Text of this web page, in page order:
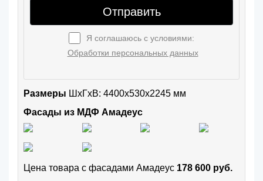
Отправить
Я соглашаюсь с условиями:
Обработки персональных данных
Размеры ШxГхВ: 4400x530x2245 мм
Фасады из МДФ Амадеус
Цена товара с фасадами Амадеус 178 600 руб.